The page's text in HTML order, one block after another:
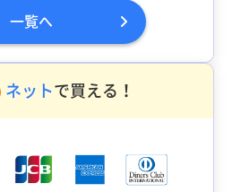
一覧へ
ネットで買える！